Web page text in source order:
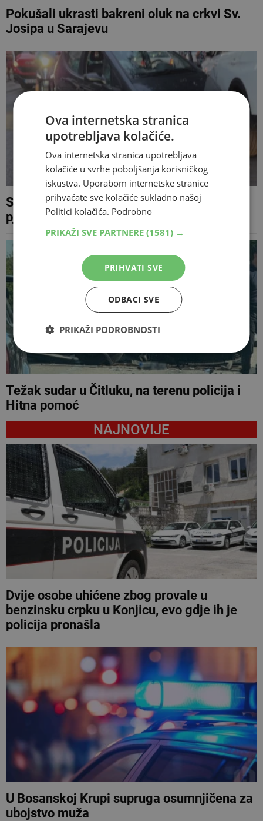
Pokušali ukrasti bakreni oluk na crkvi Sv.
Josipa u Sarajevu
Sudar tri vozila u Mostaru, ozlijeđena
pješakinja
Težak sudar u Čitluku, na terenu policija i
Hitna pomoć
NAJNOVIJE
Dvije osobe uhićene zbog provale u
benzinsku crpku u Konjicu, evo gdje ih je
policija pronašla
U Bosanskoj Krupi supruga osumnjičena za
ubojstvo muža
Ova internetska stranica
upotrebljava kolačiće.
Ova internetska stranica upotrebljava
kolačiće u svrhe poboljšanja korisničkog
iskustva. Uporabom internetske stranice
prihvaćate sve kolačiće sukladno našoj
Politici kolačića. Podrobno
PRIKAŽI SVE PARTNERE (1581) →
PRIHVATI SVE
ODBACI SVE
PRIKAŽI PODROBNOSTI